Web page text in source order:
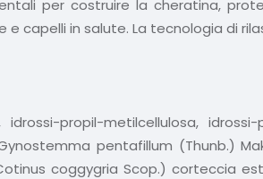
per costruire la cheratina,
capelli in salute. La tecnologia di
propil-metilcellulosa,
pentafillum (Thunb.)
coggygria Scop.) corteccia